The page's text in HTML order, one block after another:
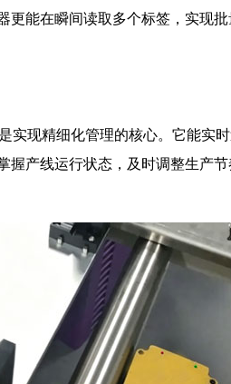
更能在瞬间读取多个标签，实现
实现精细化管理的核心。它能实
握产线运行状态，及时调整生产